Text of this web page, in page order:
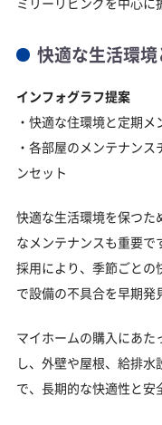
快適な生活環
インフォグラフ提案
・快適な住環境と定期
・各部屋のメンテナン
ンセット
快適な生活環境を保つた
なメンテナンスも重要
採用により、季節ごとの
で設備の不具合を早期発
マイホームの購入にあ
し、外壁や屋根、給排
で、長期的な快適性と安